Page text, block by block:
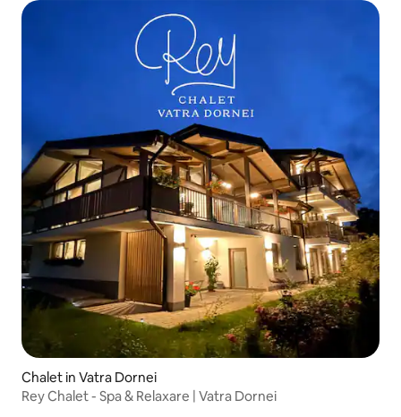
Chalet in Vatra Dornei
Rey Chalet - Spa & Relaxare | Vatra Dornei